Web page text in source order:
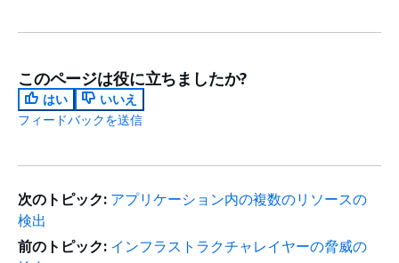
このページは役に立ちましたか?
はい
いいえ
フィードバックを送信
次のトピック: アプリケーション内の複数のリソースの
検出
前のトピック: インフラストラクチャレイヤーの脅威の